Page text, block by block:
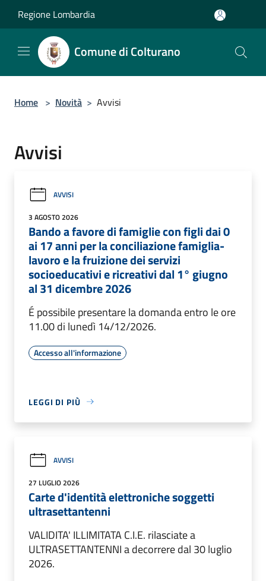
Regione Lombardia
Comune di Colturano
Home > Novità > Avvisi
Avvisi
AVVISI
3 AGOSTO 2026
Bando a favore di famiglie con figli dai 0
ai 17 anni per la conciliazione famiglia-
lavoro e la fruizione dei servizi
socioeducativi e ricreativi dal 1° giugno
al 31 dicembre 2026
É possibile presentare la domanda entro le ore
11.00 di lunedì 14/12/2026.
Accesso all'informazione
LEGGI DI PIÙ
AVVISI
27 LUGLIO 2026
Carte d'identità elettroniche soggetti
ultrasettantenni
VALIDITA' ILLIMITATA C.I.E. rilasciate a
ULTRASETTANTENNI a decorrere dal 30 luglio
2026.